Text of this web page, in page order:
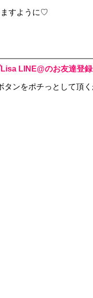
ますように♡
LINE@のお友達登
タンをポチっとして頂く